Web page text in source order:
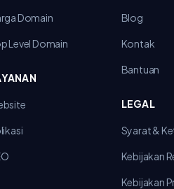
Domain
Level Domain
Blog
Kontak
Bantuan
LEGAL
Syarat &
Kebijakan
Kebijakan